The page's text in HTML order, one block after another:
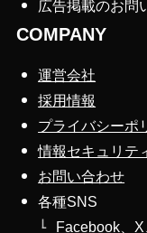
広告掲載のお問
COMPANY
運営会社
採用情報
プライバシーポ
情報セキュリテ
お問い合わせ
各種SNS
Facebook
X